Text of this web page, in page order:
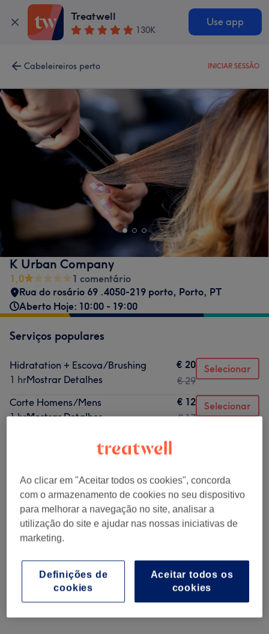
Treatwell
130K
Use app
Cabeleireiros perto INICIAR SESSÃO
K Urban Company
1,0
1 comentário
Rua do rosário 69 .4050-219 porto, Porto, PT
Aberto Hoje: 10:00 - 19:00
Serviços populares
Hidratation + Escova/Brushing
1 hrMostrar Detalhes
€ 20
€ 29
Selecionar
Corte Homens/Mens
1 hrMostrar Detalhes
€ 12
€ 17
Selecionar
Mostrar Detalhes
€ 19,90
Corte e brushing
1 hrMostrar Detalhes
€ 18
€ 25
Selecionar
Corte de cabelo mulher
40 minsMostrar Detalhes
€ 15
€ 20
Selecionar
Procurar serviços
Cabeleireiro (12)
Ao clicar em "Aceitar todos os cookies", concorda
com o armazenamento de cookies no seu dispositivo
para melhorar a navegação no site, analisar a
utilização do site e ajudar nas nossas iniciativas de
marketing.
Aceitar todos os
cookies
Definições de
cookies